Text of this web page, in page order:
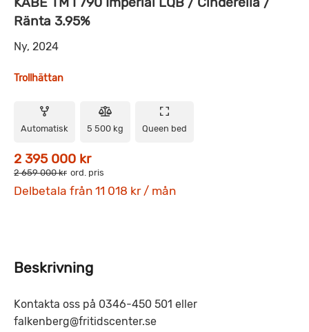
Ränta 3.95%
Ny, 2024
Trollhättan
Automatisk 5 500 kg Queen bed
2 395 000 kr
2 659 000 kr ord. pris
Delbetala från 11 018 kr / mån
Beskrivning
Kontakta oss på 0346-450 501 eller
falkenberg@fritidscenter.se